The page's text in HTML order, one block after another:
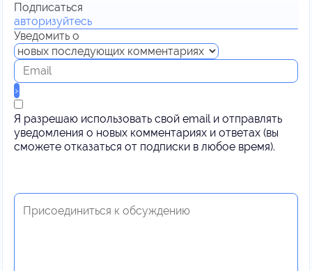
Подписаться
авторизуйтесь
Уведомить о
Я разрешаю использовать свой email и отправлять
уведомления о новых комментариях и ответах (вы
cможете отказаться от подписки в любое время).